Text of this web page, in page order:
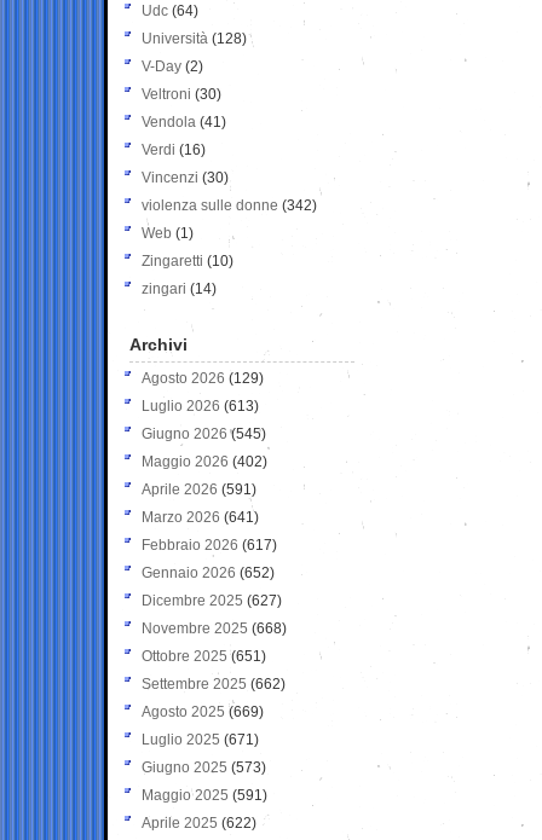
Udc (64)
Università (128)
V-Day (2)
Veltroni (30)
Vendola (41)
Verdi (16)
Vincenzi (30)
violenza sulle donne (342)
Web (1)
Zingaretti (10)
zingari (14)
Archivi
Agosto 2026 (129)
Luglio 2026 (613)
Giugno 2026 (545)
Maggio 2026 (402)
Aprile 2026 (591)
Marzo 2026 (641)
Febbraio 2026 (617)
Gennaio 2026 (652)
Dicembre 2025 (627)
Novembre 2025 (668)
Ottobre 2025 (651)
Settembre 2025 (662)
Agosto 2025 (669)
Luglio 2025 (671)
Giugno 2025 (573)
Maggio 2025 (591)
Aprile 2025 (622)